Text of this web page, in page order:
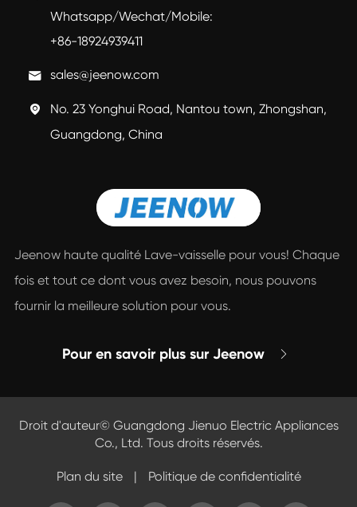
Whatsapp/Wechat/Mobile:
+86-18924939411
 sales@jeenow.com

No. 23 Yonghui Road, Nantou town, Zhongshan,
Guangdong, China
Jeenow haute qualité Lave-vaisselle pour vous! Chaque
fois et tout ce dont vous avez besoin, nous pouvons
fournir la meilleure solution pour vous.
Pour en savoir plus sur Jeenow 
Droit d'auteur© Guangdong Jienuo Electric Appliances
Co., Ltd. Tous droits réservés.
Plan du site | Politique de confidentialité